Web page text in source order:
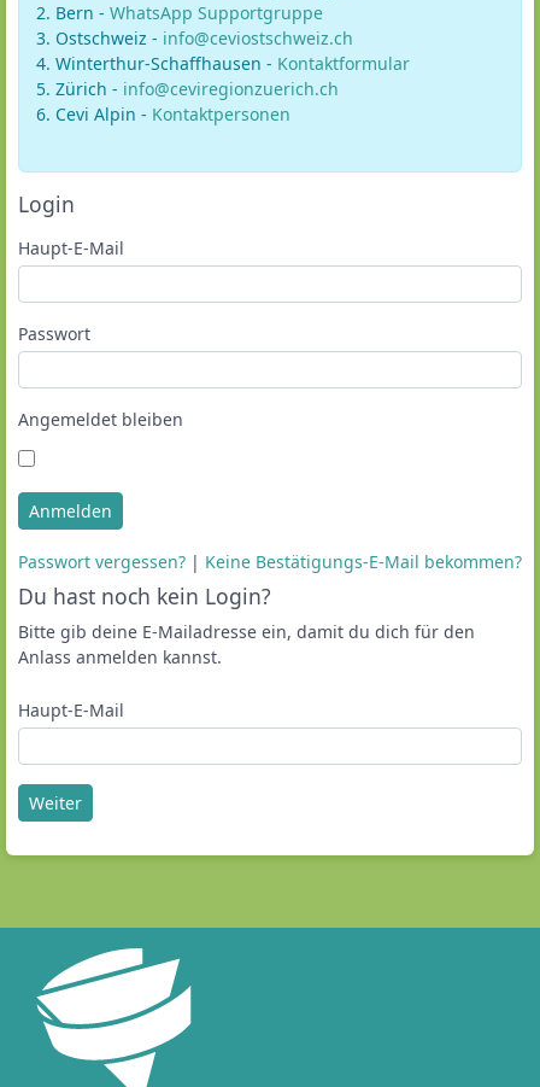
Bern - WhatsApp Supportgruppe
Ostschweiz - info@ceviostschweiz.ch
Winterthur-Schaffhausen - Kontaktformular
Zürich - info@ceviregionzuerich.ch
Cevi Alpin - Kontaktpersonen
Login
Haupt-E-Mail
Passwort
Angemeldet bleiben
Anmelden
Passwort vergessen? | Keine Bestätigungs-E-Mail bekommen?
Du hast noch kein Login?
Bitte gib deine E-Mailadresse ein, damit du dich für den
Anlass anmelden kannst.
Haupt-E-Mail
Weiter